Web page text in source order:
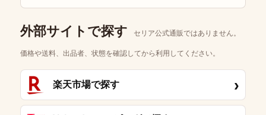
外部サイトで探す セリア公式通販ではありません。
価格や送料、出品者、状態を確認してから利用してください。
楽天市場で探す ›